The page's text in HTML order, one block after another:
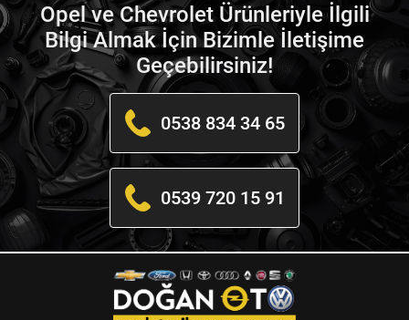
Opel ve Chevrolet Ürünleriyle İlgili
Bilgi Almak İçin Bizimle İletişime
Geçebilirsiniz!
0538 834 34 65
0539 720 15 91